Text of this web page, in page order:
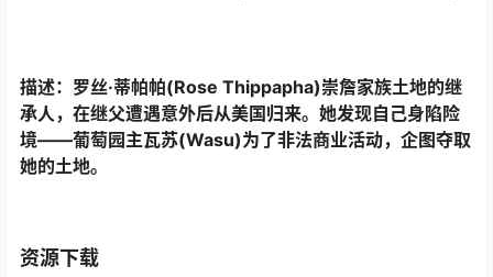
描述：罗丝·蒂帕帕(Rose Thippapha)崇詹家族土地的继
承人，在继父遭遇意外后从美国归来。她发现自己身陷险
境——葡萄园主瓦苏(Wasu)为了非法商业活动，企图夺取
她的土地。
资源下载